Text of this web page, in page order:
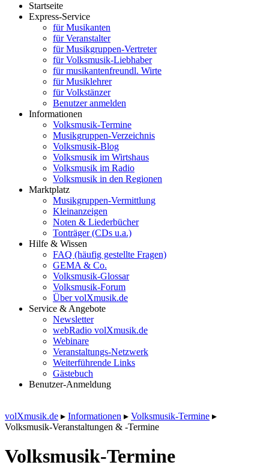
Startseite
Express-Service
für Musikanten
für Veranstalter
für Musikgruppen-Vertreter
für Volksmusik-Liebhaber
für musikantenfreundl. Wirte
für Musiklehrer
für Volkstänzer
Benutzer anmelden
Informationen
Volksmusik-Termine
Musikgruppen-Verzeichnis
Volksmusik-Blog
Volksmusik im Wirtshaus
Volksmusik im Radio
Volksmusik in den Regionen
Marktplatz
Musikgruppen-Vermittlung
Kleinanzeigen
Noten & Liederbücher
Tonträger (CDs u.a.)
Hilfe & Wissen
FAQ (häufig gestellte Fragen)
GEMA & Co.
Volksmusik-Glossar
Volksmusik-Forum
Über volXmusik.de
Service & Angebote
Newsletter
webRadio volXmusik.de
Webinare
Veranstaltungs-Netzwerk
Weiterführende Links
Gästebuch
Benutzer-Anmeldung
volXmusik.de ▸ Informationen ▸ Volksmusik-Termine ▸
Volksmusik-Veranstaltungen & -Termine
Volksmusik-Termine